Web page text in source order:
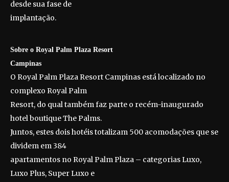
desde sua fase de
implantação.
Sobre o Royal Palm Plaza Resort
Campinas
O Royal Palm Plaza Resort Campinas está localizado no
complexo Royal Palm
Resort, do qual também faz parte o recém-inaugurado
hotel boutique The Palms.
Juntos, estes dois hotéis totalizam 500 acomodações que se
dividem em 384
apartamentos no Royal Palm Plaza – categorias Luxo,
Luxo Plus, Super Luxo e